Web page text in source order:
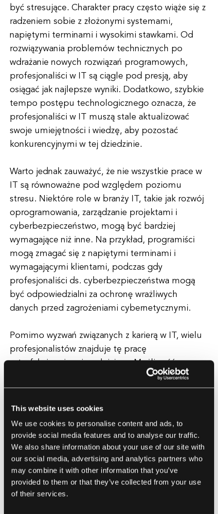
This website uses cookies
We use cookies to personalise content and ads, to
provide social media features and to analyse our traffic.
We also share information about your use of our site with
our social media, advertising and analytics partners who
may combine it with other information that you’ve
provided to them or that they’ve collected from your use
of their services.
być stresujące. Charakter pracy często wiąże się z
radzeniem sobie z złożonymi systemami,
napiętymi terminami i wysokimi stawkami. Od
rozwiązywania problemów technicznych po
wdrażanie nowych rozwiązań programowych,
profesjonaliści w IT są ciągle pod presją, aby
osiągać jak najlepsze wyniki. Dodatkowo, szybkie
tempo postępu technologicznego oznacza, że
profesjonaliści w IT muszą stale aktualizować
swoje umiejętności i wiedzę, aby pozostać
konkurencyjnymi w tej dziedzinie.
Warto jednak zauważyć, że nie wszystkie prace w
IT są równoważne pod względem poziomu
stresu. Niektóre role w branży IT, takie jak rozwój
oprogramowania, zarządzanie projektami i
cyberbezpieczeństwo, mogą być bardziej
wymagające niż inne. Na przykład, programiści
mogą zmagać się z napiętymi terminami i
wymagającymi klientami, podczas gdy
profesjonaliści ds. cyberbezpieczeństwa mogą
być odpowiedzialni za ochronę wrażliwych
danych przed zagrożeniami cybernetycznymi.
Pomimo wyzwań związanych z karierą w IT, wielu
profesjonalistów znajduje tę pracę
satysfakcjonującą i spełniającą. Możliwość
rozwiązywania złożonych problemów, praca z
nowoczesną technologią i mający wymierny
wpływ na biznesy i organizacje mogą być
zapotrzebowanie na profesjonalistów w IT
oznacza, że stabilność zatrudnienia i
konkurencyjne wynagrodzenia są często w zasięgu
osób z odpowiednimi umiejętnościami i
doświadczeniem.